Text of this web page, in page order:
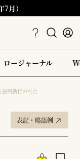
月）
ロージャーナル
強制執行の可否
表記・略語例